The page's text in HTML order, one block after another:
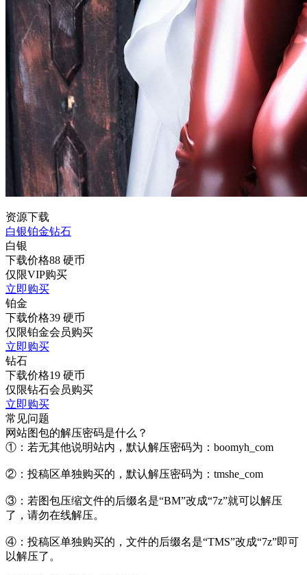
资源下载
白银铂金钻石
白银
下载价格88 硬币
仅限VIP购买
立即购买
铂金
下载价格39 硬币
仅限铂金会员购买
立即购买
钻石
下载价格19 硬币
仅限钻石会员购买
立即购买
常见问题
网站图包的解压密码是什么？
①：若无其他说明站内，默认解压密码为：boomyh_com
②：投稿区单独购买的，默认解压密码为：tmshe_com
③：若图包压缩文件的后缀名是“BM”改成“7z”就可以解压
了，请勿在线解压。
④：投稿区单独购买的，文件的后缀名是“TMS”改成“7z”即可
以解压了。